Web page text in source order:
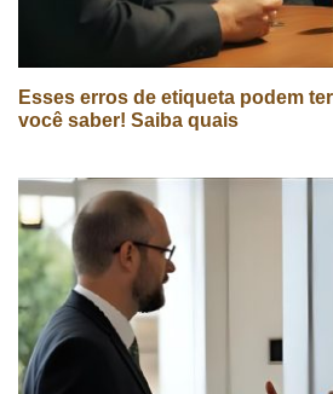
Esses erros de etiqueta podem
você saber! Saiba quais